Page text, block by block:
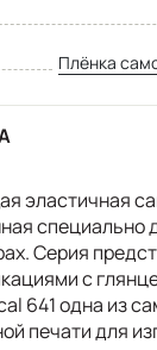
Плёнка
эластичная
специально
Серия
с
641 одна из
печати для